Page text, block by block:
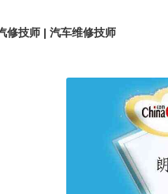
修技师 | 汽车维修技师